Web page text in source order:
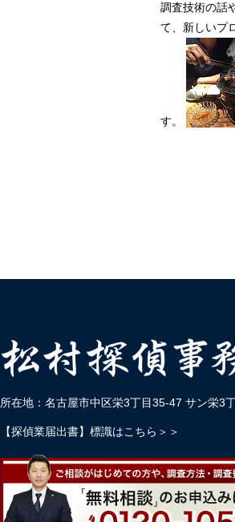
調査技術の話
て、新しいプ
す。
所在地：名古屋市中区栄3丁目35-47 サン栄3
【探偵業届出書】標識はこちら＞＞